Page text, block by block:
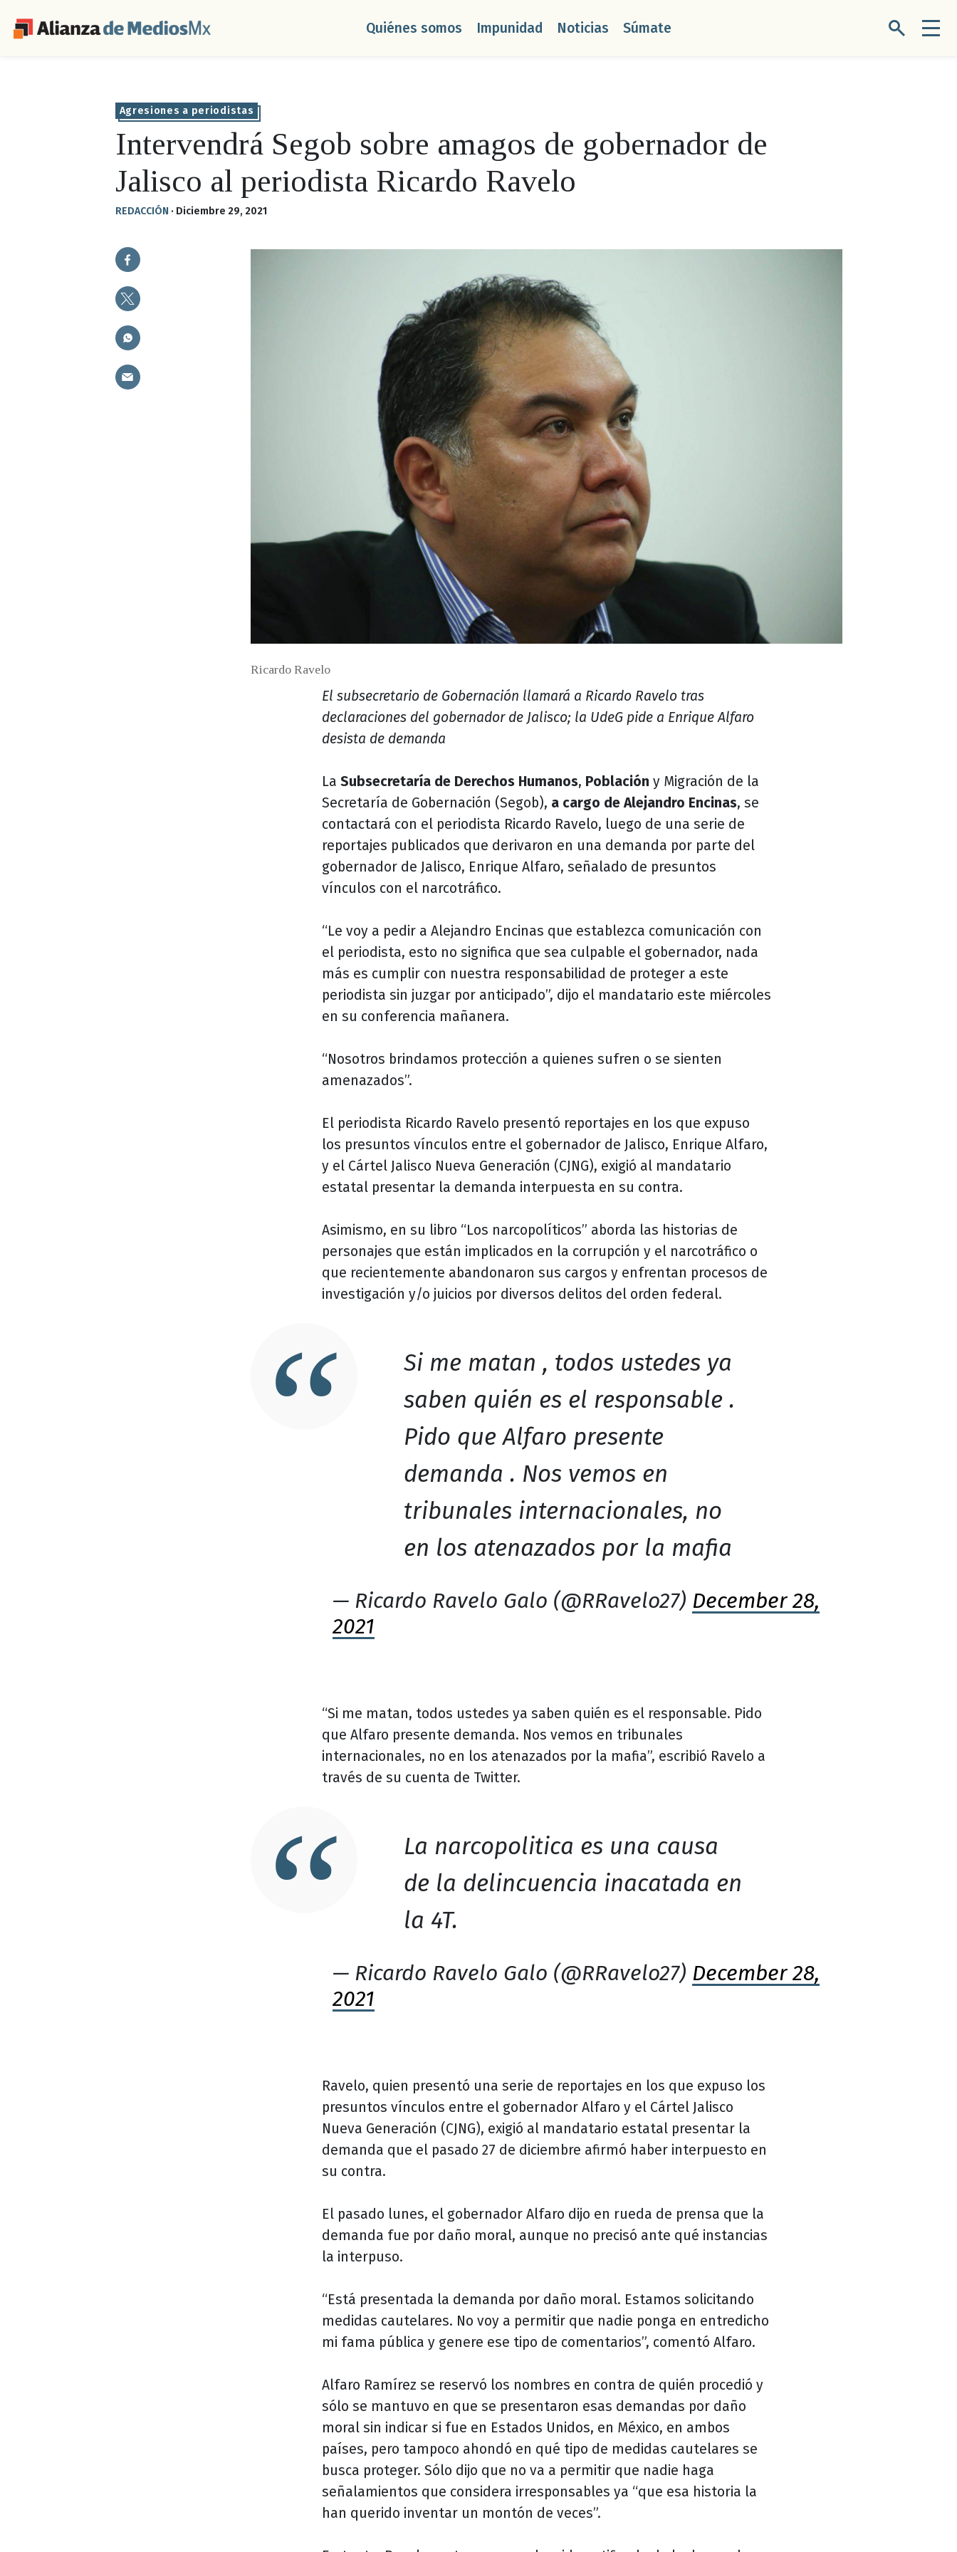
Quiénes somos Impunidad Noticias Súmate
Agresiones a periodistas
Intervendrá Segob sobre amagos de gobernador de
Jalisco al periodista Ricardo Ravelo
REDACCIÓN · Diciembre 29, 2021
Ricardo Ravelo
El subsecretario de Gobernación llamará a Ricardo Ravelo tras
declaraciones del gobernador de Jalisco; la UdeG pide a Enrique Alfaro
desista de demanda
La Subsecretaría de Derechos Humanos, Población y Migración de la
Secretaría de Gobernación (Segob), a cargo de Alejandro Encinas, se
contactará con el periodista Ricardo Ravelo, luego de una serie de
reportajes publicados que derivaron en una demanda por parte del
gobernador de Jalisco, Enrique Alfaro, señalado de presuntos
vínculos con el narcotráfico.
“Le voy a pedir a Alejandro Encinas que establezca comunicación con
el periodista, esto no significa que sea culpable el gobernador, nada
más es cumplir con nuestra responsabilidad de proteger a este
periodista sin juzgar por anticipado”, dijo el mandatario este miércoles
en su conferencia mañanera.
“Nosotros brindamos protección a quienes sufren o se sienten
amenazados”.
El periodista Ricardo Ravelo presentó reportajes en los que expuso
los presuntos vínculos entre el gobernador de Jalisco, Enrique Alfaro,
y el Cártel Jalisco Nueva Generación (CJNG), exigió al mandatario
estatal presentar la demanda interpuesta en su contra.
Asimismo, en su libro “Los narcopolíticos” aborda las historias de
personajes que están implicados en la corrupción y el narcotráfico o
que recientemente abandonaron sus cargos y enfrentan procesos de
investigación y/o juicios por diversos delitos del orden federal.
Si me matan , todos ustedes ya
saben quién es el responsable .
Pido que Alfaro presente
demanda . Nos vemos en
tribunales internacionales, no
en los atenazados por la mafia
— Ricardo Ravelo Galo (@RRavelo27) December 28,
2021
“Si me matan, todos ustedes ya saben quién es el responsable. Pido
que Alfaro presente demanda. Nos vemos en tribunales
internacionales, no en los atenazados por la mafia”, escribió Ravelo a
través de su cuenta de Twitter.
La narcopolitica es una causa
de la delincuencia inacatada en
la 4T.
— Ricardo Ravelo Galo (@RRavelo27) December 28,
2021
Ravelo, quien presentó una serie de reportajes en los que expuso los
presuntos vínculos entre el gobernador Alfaro y el Cártel Jalisco
Nueva Generación (CJNG), exigió al mandatario estatal presentar la
demanda que el pasado 27 de diciembre afirmó haber interpuesto en
su contra.
El pasado lunes, el gobernador Alfaro dijo en rueda de prensa que la
demanda fue por daño moral, aunque no precisó ante qué instancias
la interpuso.
“Está presentada la demanda por daño moral. Estamos solicitando
medidas cautelares. No voy a permitir que nadie ponga en entredicho
mi fama pública y genere ese tipo de comentarios”, comentó Alfaro.
Alfaro Ramírez se reservó los nombres en contra de quién procedió y
sólo se mantuvo en que se presentaron esas demandas por daño
moral sin indicar si fue en Estados Unidos, en México, en ambos
países, pero tampoco ahondó en qué tipo de medidas cautelares se
busca proteger. Sólo dijo que no va a permitir que nadie haga
señalamientos que considera irresponsables ya “que esa historia la
han querido inventar un montón de veces”.